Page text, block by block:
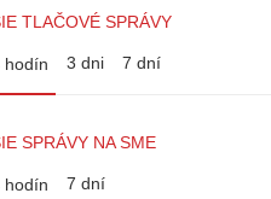
TLAČOVÉ SPRÁVY
hodín 3 dni 7 dní
SPRÁVY NA SME
hodín 7 dní